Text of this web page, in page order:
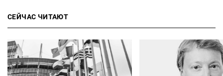
СЕЙЧАС ЧИТАЮТ